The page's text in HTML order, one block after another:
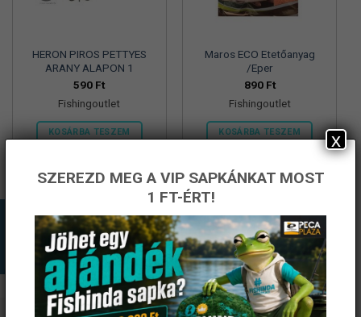
HERON PIROS PETTYES
ARANY ALAPON 1
590 Ft
Fishingoutlet
KOSÁRBA TESZEM
Maros ECO Etetőanyag
/Eper
890 Ft
Fishingoutlet
KOSÁRBA TESZEM
SZEREZD MEG A VIP SAPKÁNKAT MOST
1 FT-ÉRT!
x